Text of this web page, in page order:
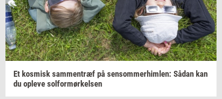
Et kos­misk sam­men­træf på sen­som­mer­him­len: Sådan kan
du op­le­ve sol­for­mør­kel­sen